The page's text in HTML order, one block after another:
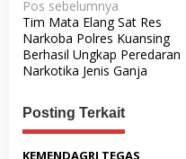
a
v
i
g
a
Pos sebelumnya
Tim Mata Elang Sat Res
Narkoba Polres Kuansing
Berhasil Ungkap Peredaran
Narkotika Jenis Ganja
Posting Terkait
KEMENDAGRI TEGAS